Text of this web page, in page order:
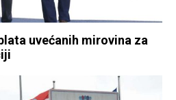
uvećanih mirovina za